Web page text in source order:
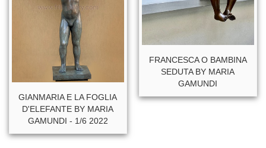
FRANCESCA O BAMBINA
SEDUTA BY MARIA
GAMUNDI
GIANMARIA E LA FOGLIA
D'ELEFANTE BY MARIA
GAMUNDI - 1/6 2022